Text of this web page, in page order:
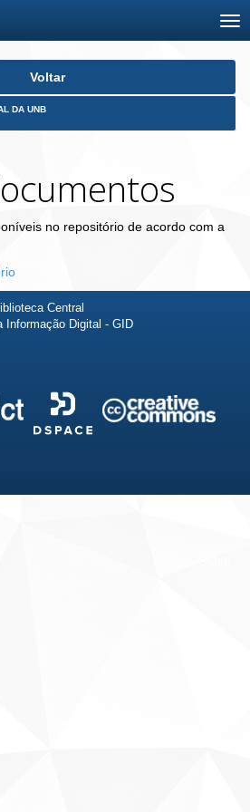
Voltar
DA UNB
no repositório de acordo com a
Central
Informação Digital - GID